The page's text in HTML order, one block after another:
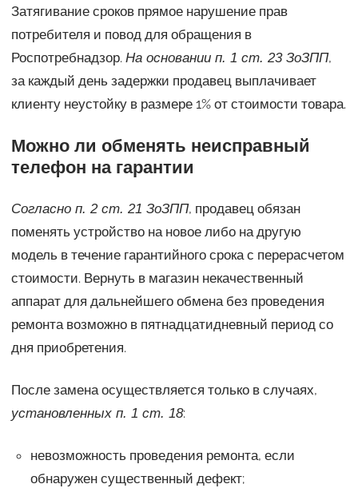
Затягивание сроков прямое нарушение прав
потребителя и повод для обращения в
Роспотребнадзор. На основании п. 1 ст. 23 ЗоЗПП,
за каждый день задержки продавец выплачивает
клиенту неустойку в размере 1% от стоимости товара.
Можно ли обменять неисправный
телефон на гарантии
Согласно п. 2 ст. 21 ЗоЗПП, продавец обязан
поменять устройство на новое либо на другую
модель в течение гарантийного срока с перерасчетом
стоимости. Вернуть в магазин некачественный
аппарат для дальнейшего обмена без проведения
ремонта возможно в пятнадцатидневный период со
дня приобретения.
После замена осуществляется только в случаях,
установленных п. 1 ст. 18:
невозможность проведения ремонта, если
обнаружен существенный дефект;